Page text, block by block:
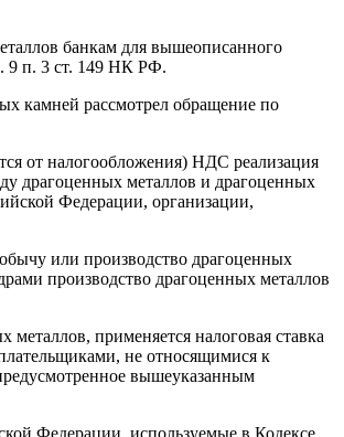
банкам для вышеописанного
9 п. 3 ст. 149 НК РФ.
камней рассмотрел обращение по
от налогообложения) НДС реализация
драгоценных металлов и драгоценных
Федерации, организации,
или производство драгоценных
производство драгоценных металлов
применяется налоговая ставка
не относящимися к
вышеуказанным
Федерации, используемые в Кодексе,